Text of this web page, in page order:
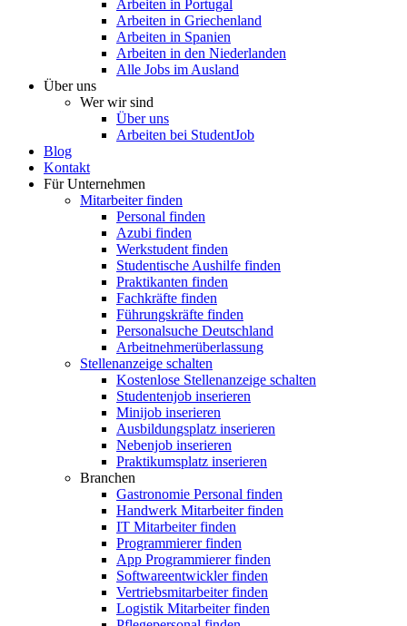
Arbeiten in Portugal
Arbeiten in Griechenland
Arbeiten in Spanien
Arbeiten in den Niederlanden
Alle Jobs im Ausland
Über uns
Wer wir sind
Über uns
Arbeiten bei StudentJob
Blog
Kontakt
Für Unternehmen
Mitarbeiter finden
Personal finden
Azubi finden
Werkstudent finden
Studentische Aushilfe finden
Praktikanten finden
Fachkräfte finden
Führungskräfte finden
Personalsuche Deutschland
Arbeitnehmerüberlassung
Stellenanzeige schalten
Kostenlose Stellenanzeige schalten
Studentenjob inserieren
Minijob inserieren
Ausbildungsplatz inserieren
Nebenjob inserieren
Praktikumsplatz inserieren
Branchen
Gastronomie Personal finden
Handwerk Mitarbeiter finden
IT Mitarbeiter finden
Programmierer finden
App Programmierer finden
Softwareentwickler finden
Vertriebsmitarbeiter finden
Logistik Mitarbeiter finden